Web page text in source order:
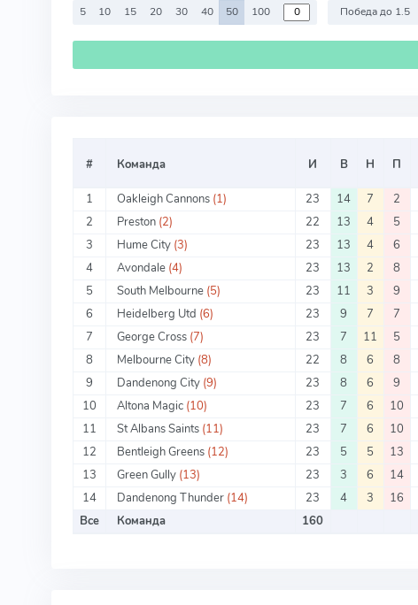
5 10 15 20 30 40 50 100 Победа до 1.5
# Команда И В Н П
1 Oakleigh Cannons (1) 23 14 7 2
2
Preston (2) 22 13 4 5
3
Hume City (3) 23 13 4 6
4
Avondale (4) 23 13 2 8
5
South Melbourne (5) 23 11 3 9
6
Heidelberg Utd (6) 23 9 7 7
7
George Cross (7) 23 7 11 5
8
Melbourne City (8) 22 8 6 8
9
Dandenong City (9) 23 8 6 9
10
Altona Magic (10) 23 7 6 10
11
St Albans Saints (11) 23 7 6 10
12
Bentleigh Greens (12) 23 5 5 13
13
Green Gully (13) 23 3 6 14
14
Dandenong Thunder (14) 23 4 3 16
Все
Команда 160